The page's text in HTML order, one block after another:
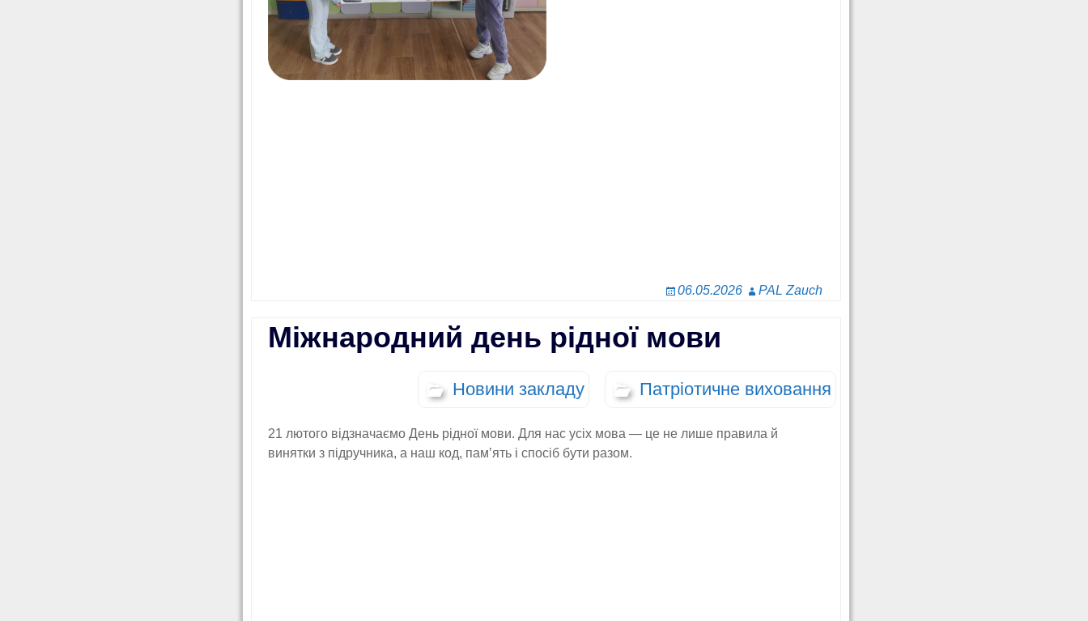
06.05.2026 PAL Zauch
Міжнародний день рідної мови
Новини закладу Патріотичне виховання
21 лютого відзначаємо День рідної мови. Для нас усіх мова — це не лише правила й
винятки з підручника, а наш код, пам’ять і спосіб бути разом.